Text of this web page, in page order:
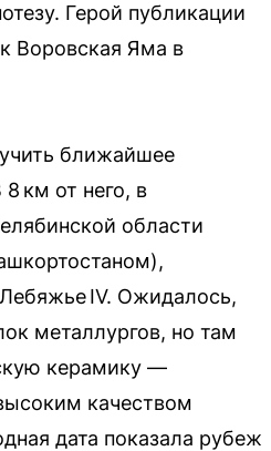
Герой публикации
Воровская Яма в
ближайшее
км от него, в
области
IV. Ожидалось,
металлургов, но там
керамику —
качеством
дата показала рубеж